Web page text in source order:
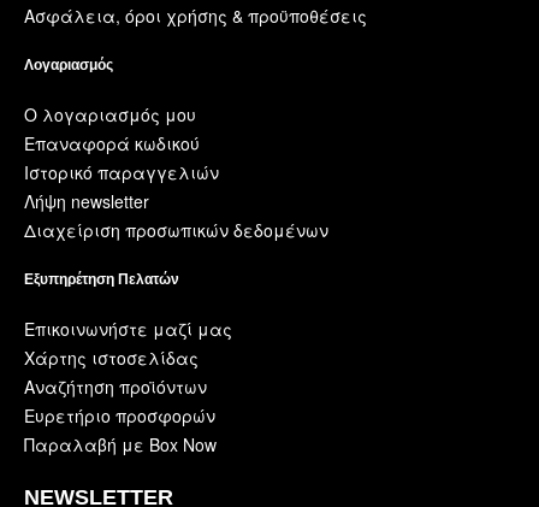
Ασφάλεια, όροι χρήσης & προϋποθέσεις
Λογαριασμός
Ο λογαριασμός μου
Επαναφορά κωδικού
Ιστορικό παραγγελιών
Λήψη newsletter
Διαχείριση προσωπικών δεδομένων
Εξυπηρέτηση Πελατών
Επικοινωνήστε μαζί μας
Χάρτης ιστοσελίδας
Αναζήτηση προϊόντων
Ευρετήριο προσφορών
Παραλαβή με Box Now
NEWSLETTER